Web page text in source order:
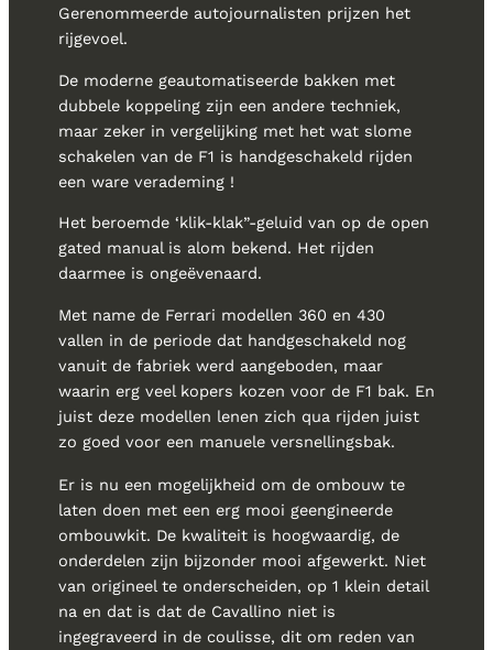
Gerenommeerde autojournalisten prijzen het
rijgevoel.
De moderne geautomatiseerde bakken met
dubbele koppeling zijn een andere techniek,
maar zeker in vergelijking met het wat slome
schakelen van de F1 is handgeschakeld rijden
een ware verademing !
Het beroemde ‘klik-klak”-geluid van op de open
gated manual is alom bekend. Het rijden
daarmee is ongeëvenaard.
Met name de Ferrari modellen 360 en 430
vallen in de periode dat handgeschakeld nog
vanuit de fabriek werd aangeboden, maar
waarin erg veel kopers kozen voor de F1 bak. En
juist deze modellen lenen zich qua rijden juist
zo goed voor een manuele versnellingsbak.
Er is nu een mogelijkheid om de ombouw te
laten doen met een erg mooi geengineerde
ombouwkit. De kwaliteit is hoogwaardig, de
onderdelen zijn bijzonder mooi afgewerkt. Niet
van origineel te onderscheiden, op 1 klein detail
na en dat is dat de Cavallino niet is
ingegraveerd in de coulisse, dit om reden van